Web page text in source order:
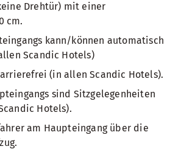
Drehtür) mit einer
cm.
kann/können automatisch
Scandic Hotels)
(in allen Scandic Hotels).
sind Sitzgelegenheiten
Hotels).
am Haupteingang über die